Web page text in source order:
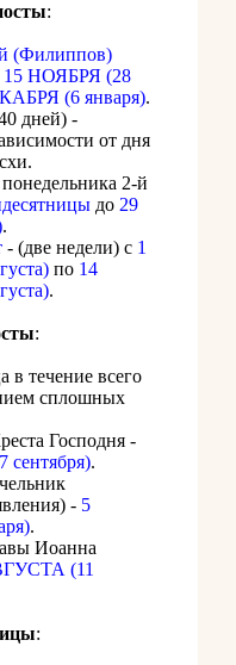
:
(Филиппов)
15 НОЯБРЯ (28
(6 января).
дней) -
от дня
2-й
до 29
.
- (две недели) с 1
по 14
.
:
в течение всего
сплошных
Господня -
.
- 5
.
Иоанна
(11
: